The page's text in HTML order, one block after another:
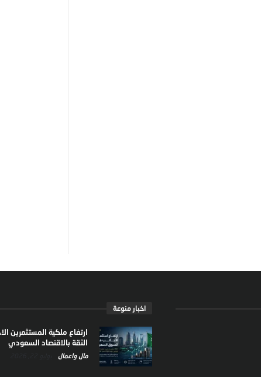
اخبار منوعة
ارتفاع ملكية المستثمرين
الثقة بالاقتصاد السعودي
مال واعمال